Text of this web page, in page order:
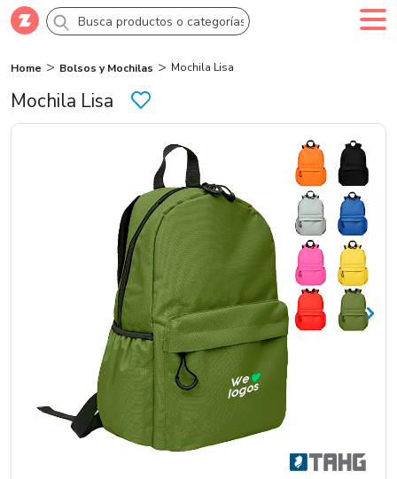
Comprar Crea tu cuenta
Categorías
Catálogos
Mochila Lisa
Home Bolsos y Mochilas Mochila Lisa